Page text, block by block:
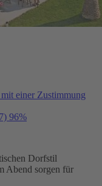
einer Zustimmung
96%
Dorfstil
Abend sorgen für